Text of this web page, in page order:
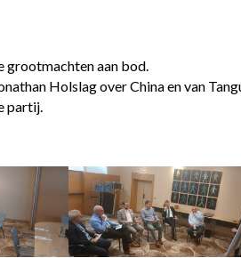
grootmachten aan bod.
Holslag over China en van
partij.